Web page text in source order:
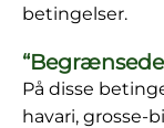
betingelser.
På disse
havari, grosse-